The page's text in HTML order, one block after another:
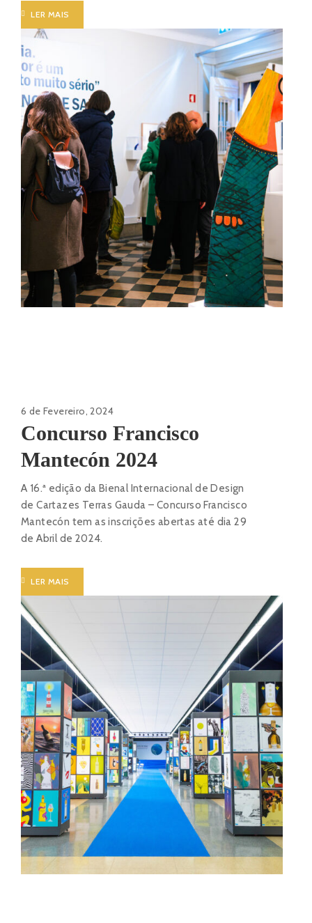
LER MAIS
6 de Fevereiro, 2024
Concurso Francisco
Mantecón 2024
A 16.ª edição da Bienal Internacional de Design
de Cartazes Terras Gauda – Concurso Francisco
Mantecón tem as inscrições abertas até dia 29
de Abril de 2024.
LER MAIS